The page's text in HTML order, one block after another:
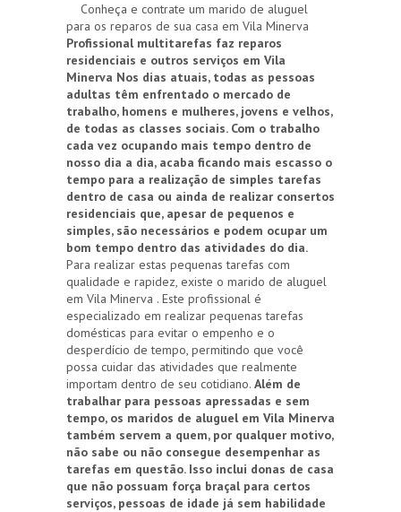
Conheça e contrate um marido de aluguel
para os reparos de sua casa em Vila Minerva
Profissional multitarefas faz reparos
residenciais e outros serviços em Vila
Minerva Nos dias atuais, todas as pessoas
adultas têm enfrentado o mercado de
trabalho, homens e mulheres, jovens e velhos,
de todas as classes sociais. Com o trabalho
cada vez ocupando mais tempo dentro de
nosso dia a dia, acaba ficando mais escasso o
tempo para a realização de simples tarefas
dentro de casa ou ainda de realizar consertos
residenciais que, apesar de pequenos e
simples, são necessários e podem ocupar um
bom tempo dentro das atividades do dia.
Para realizar estas pequenas tarefas com
qualidade e rapidez, existe o marido de aluguel
em Vila Minerva . Este profissional é
especializado em realizar pequenas tarefas
domésticas para evitar o empenho e o
desperdício de tempo, permitindo que você
possa cuidar das atividades que realmente
importam dentro de seu cotidiano. Além de
trabalhar para pessoas apressadas e sem
tempo, os maridos de aluguel em Vila Minerva
também servem a quem, por qualquer motivo,
não sabe ou não consegue desempenhar as
tarefas em questão. Isso inclui donas de casa
que não possuam força braçal para certos
serviços, pessoas de idade já sem habilidade